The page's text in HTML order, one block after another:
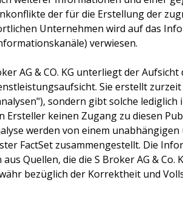
der für die Erstellung der
Unternehmen wird auf das
verwiesen.
AG & CO. KG unterliegt der Aufsicht
Sie erstellt
sondern gibt solche
Ersteller keinen Zugang zu diesen
werden von einem
FactSet zusammengestellt. Die
aus Quellen, die die S Broker AG & Co.
bezüglich der Korrektheit und